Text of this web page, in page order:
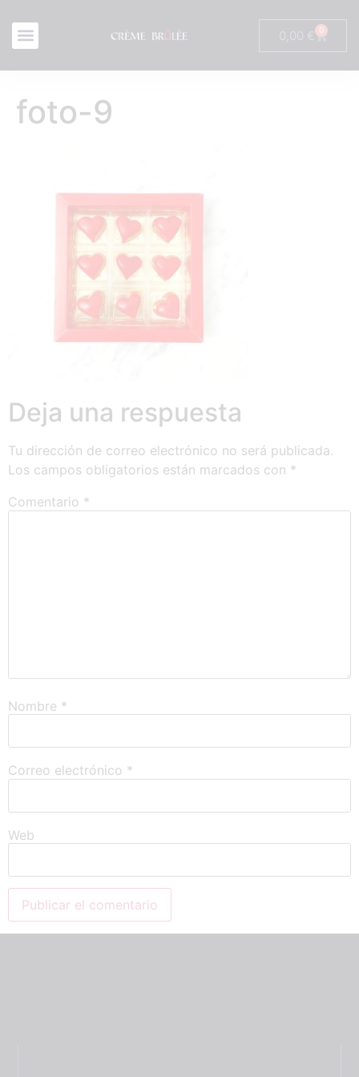
0
foto-9
Deja una respuesta
Tu dirección de correo electrónico no será publicada.
Los campos obligatorios están marcados con *
Comentario *
Nombre *
Correo electrónico *
Web